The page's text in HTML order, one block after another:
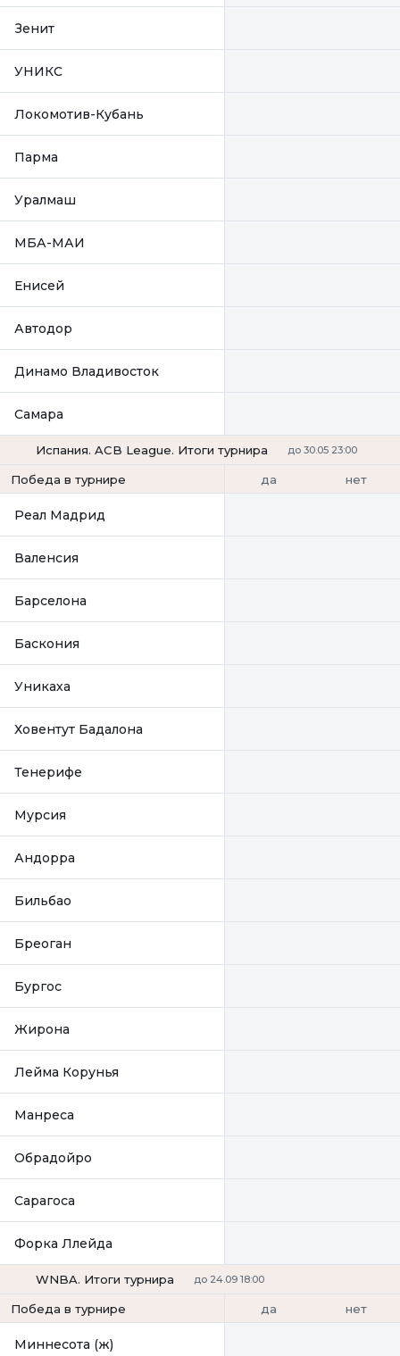
Зенит
УНИКС
Локомотив-Кубань
Парма
Уралмаш
МБА-МАИ
Енисей
Автодор
Динамо Владивосток
Самара
Испания. ACB League. Итоги турнира до 30.05 23:00
Победа в турнире да нет
Реал Мадрид
Валенсия
Барселона
Баскония
Уникаха
Ховентут Бадалона
Тенерифе
Мурсия
Андорра
Бильбао
Бреоган
Бургос
Жирона
Лейма Корунья
Манреса
Обрадойро
Сарагоса
Форка Ллейда
WNBA. Итоги турнира до 24.09 18:00
Победа в турнире да нет
Миннесота (ж)